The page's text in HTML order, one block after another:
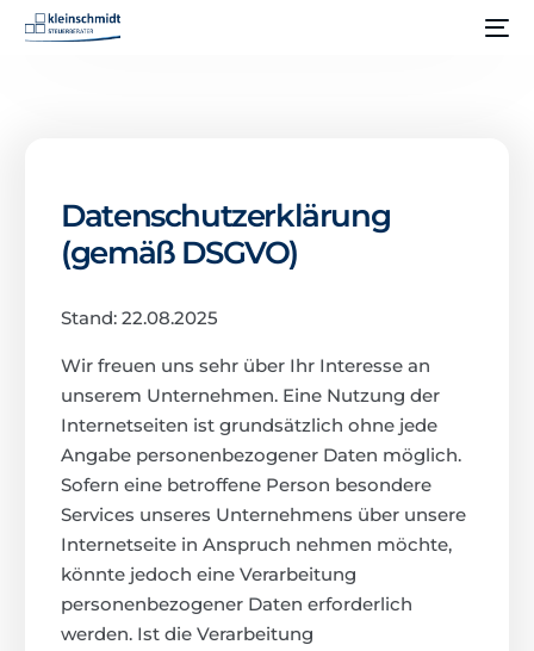
Datenschutzerklärung
(gemäß DSGVO)
Stand: 22.08.2025
Wir freuen uns sehr über Ihr Interesse an
unserem Unternehmen. Eine Nutzung der
Internetseiten ist grundsätzlich ohne jede
Angabe personenbezogener Daten möglich.
Sofern eine betroffene Person besondere
Services unseres Unternehmens über unsere
Internetseite in Anspruch nehmen möchte,
könnte jedoch eine Verarbeitung
personenbezogener Daten erforderlich
werden. Ist die Verarbeitung